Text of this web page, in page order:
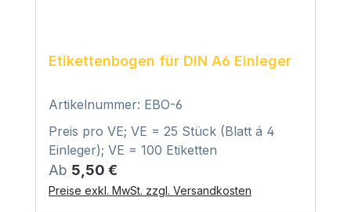
Etikettenbogen für DIN A6 Einleger
Artikelnummer: EBO-6
Preis pro VE; VE = 25 Stück (Blatt á 4
Einleger); VE = 100 Etiketten
Regulärer Preis:
Ab 5,50 €
Preise exkl. MwSt. zzgl. Versandkosten